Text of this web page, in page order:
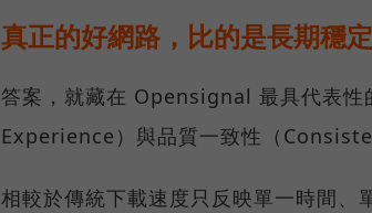
真正的好網路，比的是長期穩
答案，就藏在 Opensignal 最具代表
Experience）與品質一致性（
相較於傳統下載速度只反映單一時間、